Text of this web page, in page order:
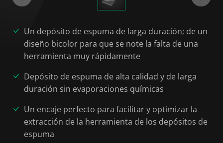
Un depósito de espuma de larga duración; de un
diseño bicolor para que se note la falta de una
herramienta muy rápidamente
Depósito de espuma de alta calidad y de larga
duración sin evaporaciones químicas
Un encaje perfecto para facilitar y optimizar la
extracción de la herramienta de los depósitos de
espuma